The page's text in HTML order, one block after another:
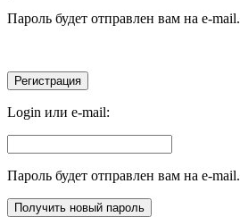
Пароль будет отправлен вам на e-mail.
Login или e-mail:
Пароль будет отправлен вам на e-mail.